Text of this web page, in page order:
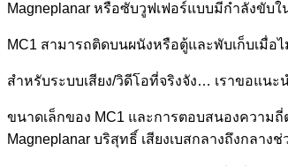
Magneplanar หรือซับวูฟเฟอร์แบบมีกำลังขับ
MC1 สามารถติดบนผนังหรือตู้และพับเก็บเมื่
สำหรับระบบเสียง/วิดีโอที่จริงจัง… เราขอแน
ขนาดเล็กของ MC1 และการตอบสนองความ
Magneplanar บริสุทธิ์ เสียงเบสกลางถึงกลา